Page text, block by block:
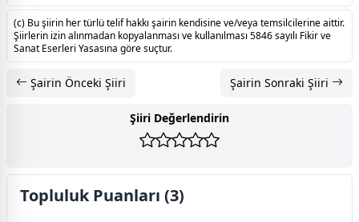
(c) Bu şiirin her türlü telif hakkı şairin kendisine ve/veya temsilcilerine aittir.
Şiirlerin izin alınmadan kopyalanması ve kullanılması 5846 sayılı Fikir ve
Sanat Eserleri Yasasına göre suçtur.
Şairin Önceki Şiiri Şairin Sonraki Şiiri
Şiiri Değerlendirin
Topluluk Puanları (3)